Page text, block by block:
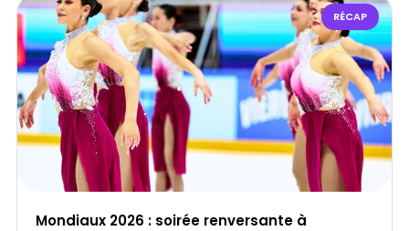
RÉCAP
Mondiaux 2026 : soirée renversante à